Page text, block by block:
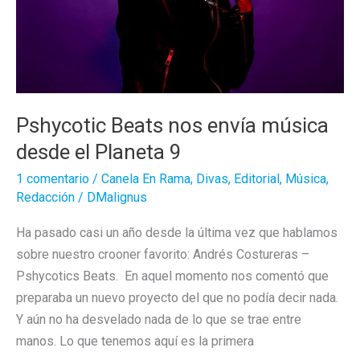
Pshycotic Beats nos envía música
desde el Planeta 9
1 comentario / Canela En Rama, Divas, Editorial, Música,
Redacción / DMalignus
Ha pasado casi un año desde la última vez que hablamos
sobre nuestro crooner favorito: Andrés Costureras –
Pshycotics Beats. En aquel momento nos comentó que
preparaba un nuevo proyecto del que no podía decir nada.
Y aún no ha desvelado nada de lo que se trae entre
manos. Lo que tenemos aquí es la primera